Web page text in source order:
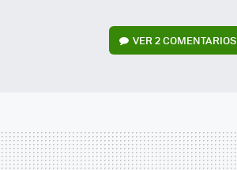
VER2 COMENTARIOS